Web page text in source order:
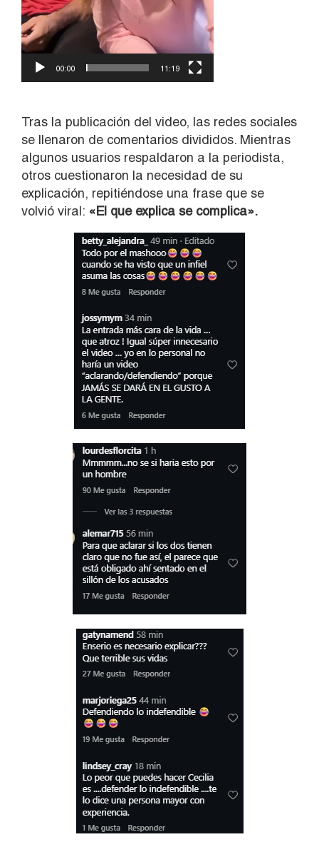
00:00 11:19
Tras la publicación del video, las redes sociales
se llenaron de comentarios divididos. Mientras
algunos usuarios respaldaron a la periodista,
otros cuestionaron la necesidad de su
explicación, repitiéndose una frase que se
volvió viral: «El que explica se complica».